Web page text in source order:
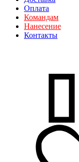
Оплата
Командам
Нанесение
Контакты